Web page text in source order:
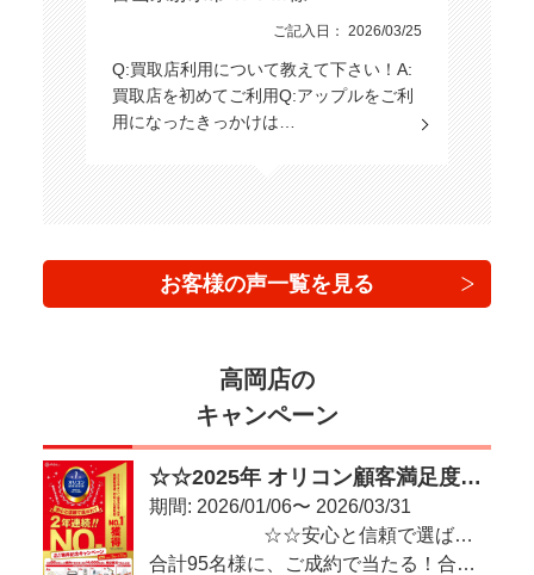
ご記入日： 2026/03/25
Q:買取店利用について教えて下さい！A:
買取店を初めてご利用Q:アップルをご利
用になったきっかけは…
お客様の声一覧を見る
高岡店の
キャンペーン
☆☆2025年 オリコン顧客満足度®調査 車買取会社 初めての買取店 2年連続No.1獲得記念キャンペーン ☆☆
期間: 2026/01/06〜 2026/03/31
☆☆安心と信頼で選ばれて2年連続!!NO.1☆☆
合計95名様に、ご成約で当たる！合計14,000名様に、来店査定でもらえる！